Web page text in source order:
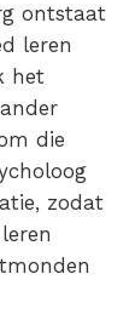
ontstaat
leren
het
die
zodat